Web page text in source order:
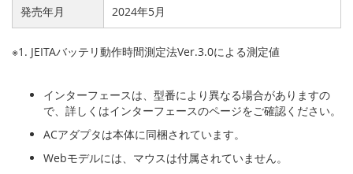
発売年月 2024年5月
※1. JEITAバッテリ動作時間測定法Ver.3.0による測定値
インターフェースは、型番により異なる場合がありますの
で、詳しくはインターフェースのページをご確認ください。
ACアダプタは本体に同梱されています。
Webモデルには、マウスは付属されていません。